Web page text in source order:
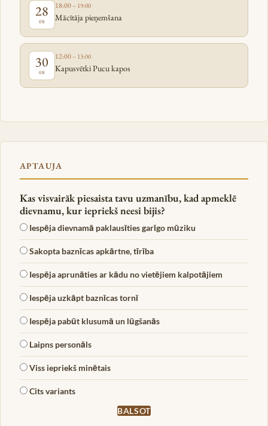
28
08
18:00– 19:00
Mācītāja pieņemšana
30
08
12:00– 13:00
Kapusvētki Pucu kapos
APTAUJA
Kas visvairāk piesaista tavu uzmanību, kad apmeklē
dievnamu, kur iepriekš neesi bijis?
Iespēja dievnamā paklausīties garīgo mūziku
Sakopta baznīcas apkārtne, tīrība
Iespēja aprunāties ar kādu no vietējiem kalpotājiem
Iespēja uzkāpt baznīcas tornī
Iespēja pabūt klusumā un lūgšanās
Laipns personāls
Viss iepriekš minētais
Cits variants